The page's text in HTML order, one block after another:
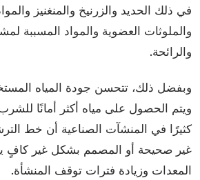
في ذلك الحديد والزرنيخ والمنغنيز
والملوثات العضوية والمواد المسببة
والرائحة.
وبفضل ذلك، تتحسن جودة المياه
ويتم الحصول على مياه أكثر أمانًا
كثيرًا في المنشآت الصناعية أن خط
غير صحيحة أو المصمم بشكل غير كافٍ
المعدات وزيادة فترات توقف المنشأة.